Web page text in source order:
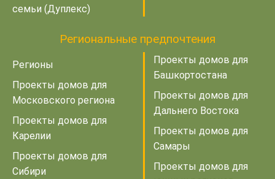
семьи (Дуплекс)
Региональные предпочтения
Регионы
Проекты домов для
Московского региона
Проекты домов для
Карелии
Проекты домов для
Сибири
Проекты домов для
Башкортостана
Проекты домов для
Дальнего Востока
Проекты домов для
Самары
Проекты домов для